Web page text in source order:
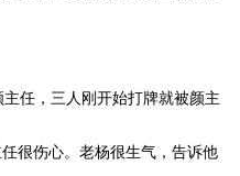
任，三人刚开始打牌就被颜主
很伤心。老杨很生气，告诉他